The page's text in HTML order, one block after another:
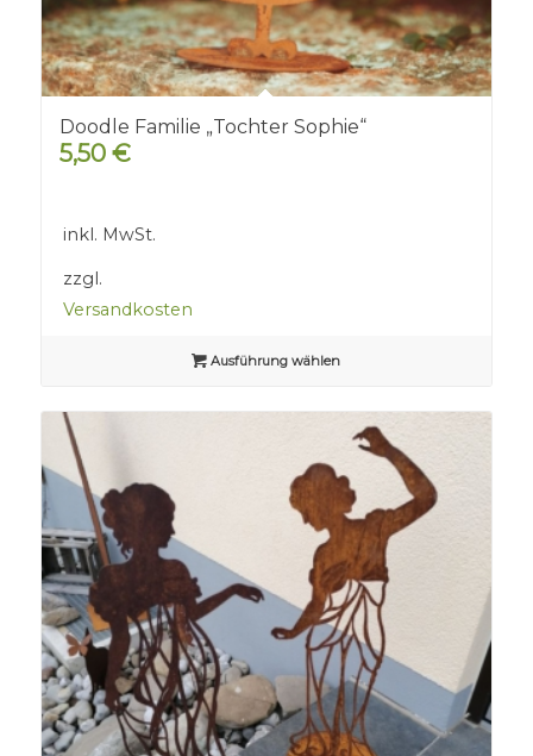
Doodle Familie „Tochter Sophie“
5,50 €
inkl. MwSt.
zzgl.
Versandkosten
Ausführung wählen